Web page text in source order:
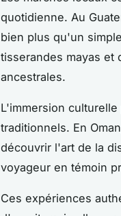
quotidienne. Au
bien plus qu'un
tisserandes mayas et
ancestrales.
L'immersion
traditionnels. En
découvrir l'art de la
voyageur en témoin
Ces expériences